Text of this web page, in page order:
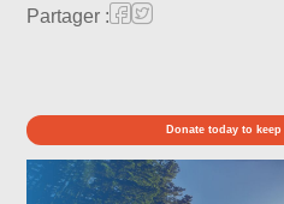
Partager :
Donate today to